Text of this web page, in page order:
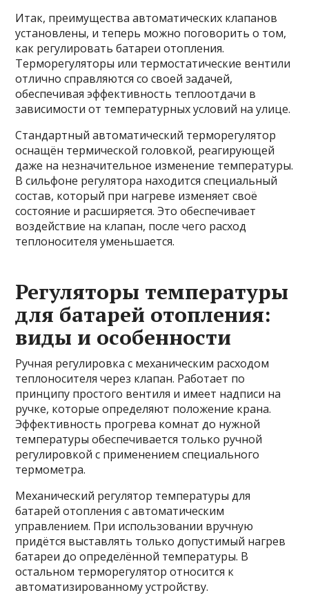
Итак, преимущества автоматических клапанов
установлены, и теперь можно поговорить о том,
как регулировать батареи отопления.
Терморегуляторы или термостатические вентили
отлично справляются со своей задачей,
обеспечивая эффективность теплоотдачи в
зависимости от температурных условий на улице.
Стандартный автоматический терморегулятор
оснащён термической головкой, реагирующей
даже на незначительное изменение температуры.
В сильфоне регулятора находится специальный
состав, который при нагреве изменяет своё
состояние и расширяется. Это обеспечивает
воздействие на клапан, после чего расход
теплоносителя уменьшается.
Регуляторы температуры
для батарей отопления:
виды и особенности
Ручная регулировка с механическим расходом
теплоносителя через клапан. Работает по
принципу простого вентиля и имеет надписи на
ручке, которые определяют положение крана.
Эффективность прогрева комнат до нужной
температуры обеспечивается только ручной
регулировкой с применением специального
термометра.
Механический регулятор температуры для
батарей отопления с автоматическим
управлением. При использовании вручную
придётся выставлять только допустимый нагрев
батареи до определённой температуры. В
остальном терморегулятор относится к
автоматизированному устройству.